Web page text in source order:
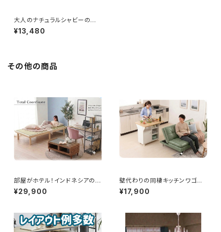
大人のナチュラルシャビーの桐
(きり)の木のTV台（26インチま
で）
¥13,480
その他の商品
部屋がホテル！インドネシアのア
バカ素材のアジアンリゾートテ
ーブル！TV台にも。
¥29,900
壁代わりの同棲キッチンワゴン
（シャビー）、同棲が上手くいく！
ダイニング、仕事勉強、空間の区
¥17,900